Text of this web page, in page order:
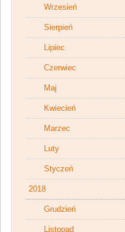
Wrzesień
Sierpień
Lipiec
Czerwiec
Maj
Kwiecień
Marzec
Luty
Styczeń
2018
Grudzień
Listopad